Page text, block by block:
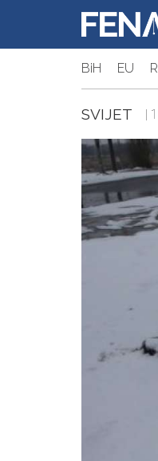
BiH EU
SVIJET |